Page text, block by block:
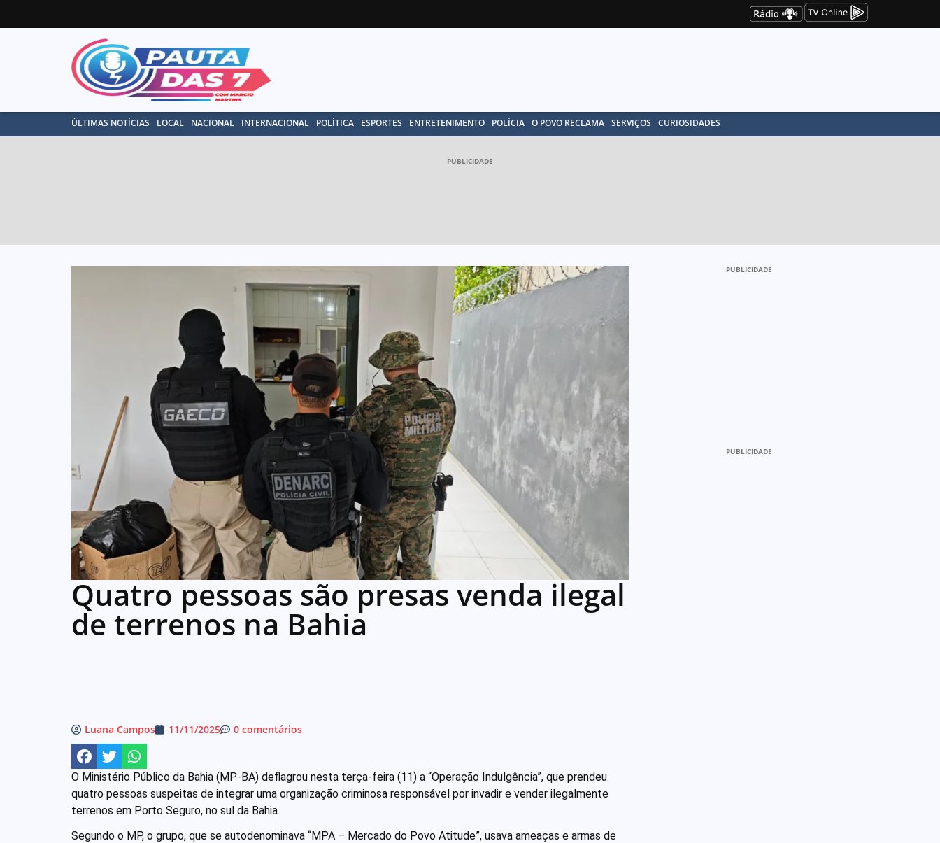
ÚLTIMAS NOTÍCIAS LOCAL NACIONAL INTERNACIONAL POLÍTICA ESPORTES ENTRETENIMENTO POLÍCIA O POVO RECLAMA SERVIÇOS CURIOSIDADES
PUBLICIDADE
Quatro pessoas são presas venda ilegal
de terrenos na Bahia
Luana Campos 11/11/2025 0 comentários
O Ministério Público da Bahia (MP-BA) deflagrou nesta terça-feira (11) a “Operação Indulgência”, que prendeu
quatro pessoas suspeitas de integrar uma organização criminosa responsável por invadir e vender ilegalmente
terrenos em Porto Seguro, no sul da Bahia.
Segundo o MP, o grupo, que se autodenominava “MPA – Mercado do Povo Atitude”, usava ameaças e armas de
PUBLICIDADE
PUBLICIDADE